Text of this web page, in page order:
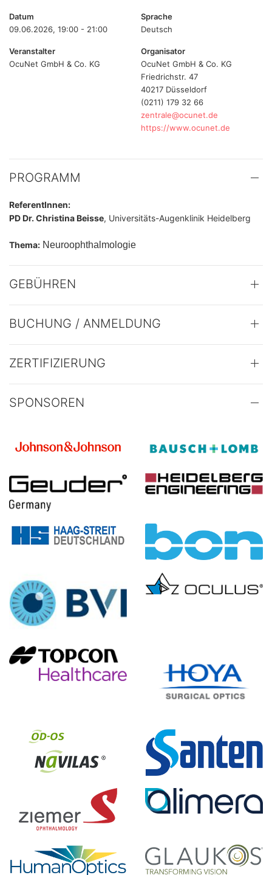
Datum
09.06.2026, 19:00 - 21:00
Sprache
Deutsch
Veranstalter
OcuNet GmbH & Co. KG
Organisator
OcuNet GmbH & Co. KG
Friedrichstr. 47
40217 Düsseldorf
(0211) 179 32 66
zentrale@ocunet.de
https://www.ocunet.de
PROGRAMM
ReferentInnen:
PD Dr. Christina Beisse, Universitäts-Augenklinik Heidelberg
Thema: Neuroophthalmologie
GEBÜHREN
BUCHUNG / ANMELDUNG
ZERTIFIZIERUNG
SPONSOREN